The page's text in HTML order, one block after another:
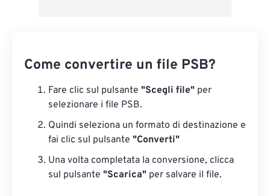
Come convertire un file PSB?
Fare clic sul pulsante "Scegli file" per
selezionare i file PSB.
Quindi seleziona un formato di destinazione e
fai clic sul pulsante "Converti"
Una volta completata la conversione, clicca
sul pulsante "Scarica" ​​per salvare il file.